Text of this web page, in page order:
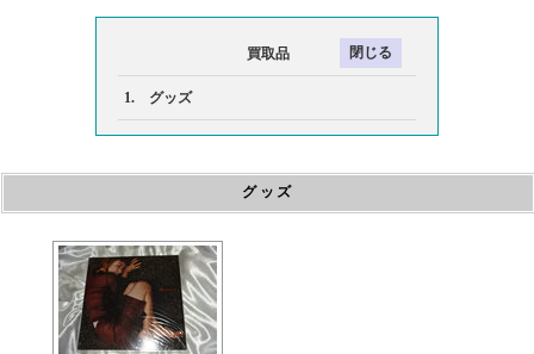
買取品
1. グッズ
グッズ